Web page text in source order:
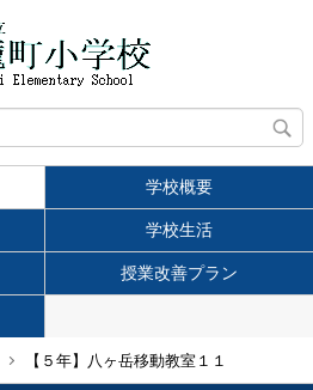
学校概要
学校生活
授業改善プラン
【５年】八ヶ岳移動教室１１